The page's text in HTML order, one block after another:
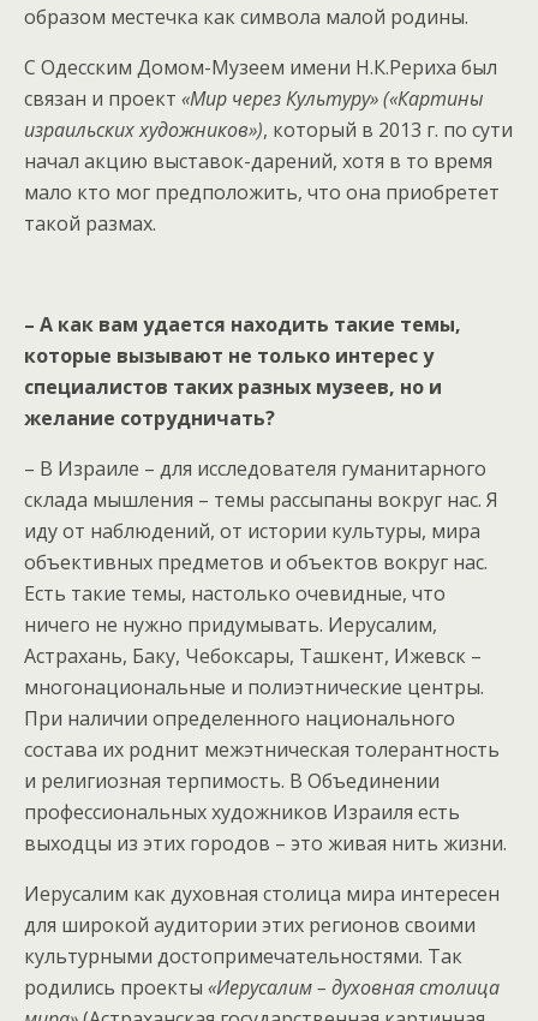
образом местечка как символа малой родины.
С Одесским Домом-Музеем имени Н.К.Рериха был
связан и проект «Мир через Культуру» («Картины
израильских художников»), который в 2013 г. по сути
начал акцию выставок-дарений, хотя в то время
мало кто мог предположить, что она приобретет
такой размах.
– А как вам удается находить такие темы,
которые вызывают не только интерес у
специалистов таких разных музеев, но и
желание сотрудничать?
– В Израиле – для исследователя гуманитарного
склада мышления – темы рассыпаны вокруг нас. Я
иду от наблюдений, от истории культуры, мира
объективных предметов и объектов вокруг нас.
Есть такие темы, настолько очевидные, что
ничего не нужно придумывать. Иерусалим,
Астрахань, Баку, Чебоксары, Ташкент, Ижевск –
многонациональные и полиэтнические центры.
При наличии определенного национального
состава их роднит межэтническая толерантность
и религиозная терпимость. В Объединении
профессиональных художников Израиля есть
выходцы из этих городов – это живая нить жизни.
Иерусалим как духовная столица мира интересен
для широкой аудитории этих регионов своими
культурными достопримечательностями. Так
родились проекты «Иерусалим – духовная столица